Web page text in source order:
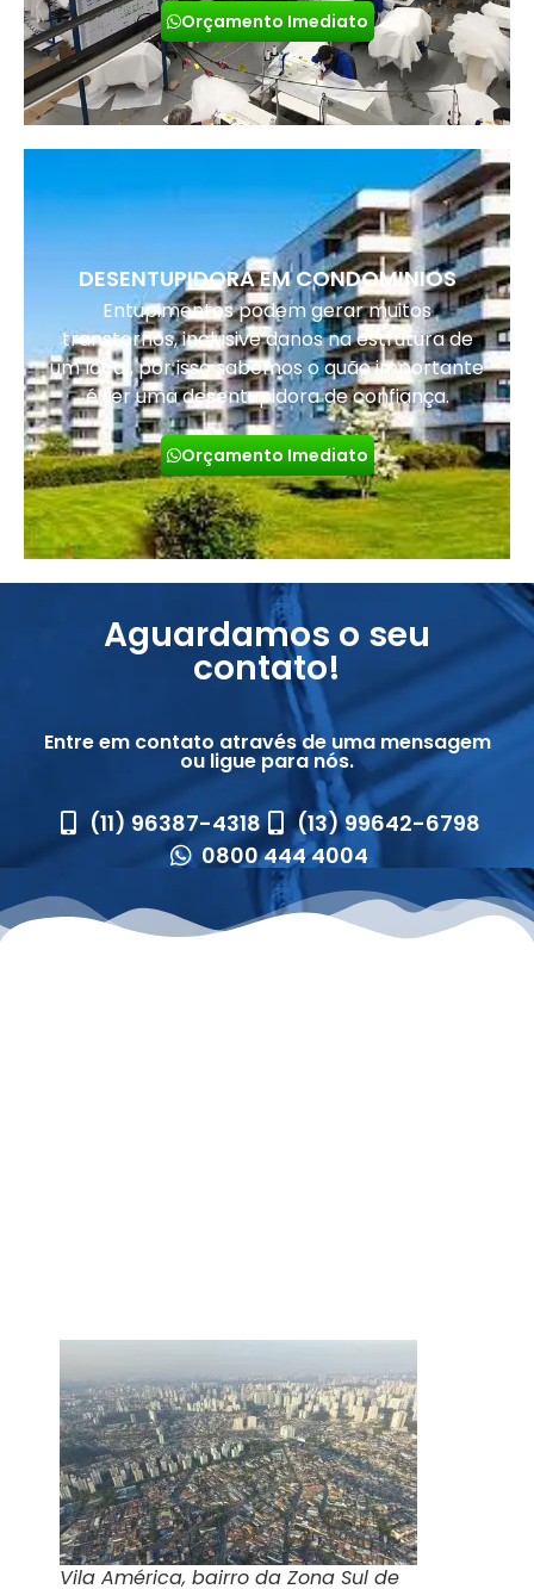
Orçamento Imediato
DESENTUPIDORA EM CONDOMINIOS
Entupimentos podem gerar muitos
transtornos, inclusive danos na estrutura de
um local, por isso sabemos o quão importante
é ter uma desentupidora de confiança.
Orçamento Imediato
Aguardamos o seu
contato!
Entre em contato através de uma mensagem
ou ligue para nós.
(11) 96387-4318
(13) 99642-6798
0800 444 4004
Vila América, bairro da Zona Sul de